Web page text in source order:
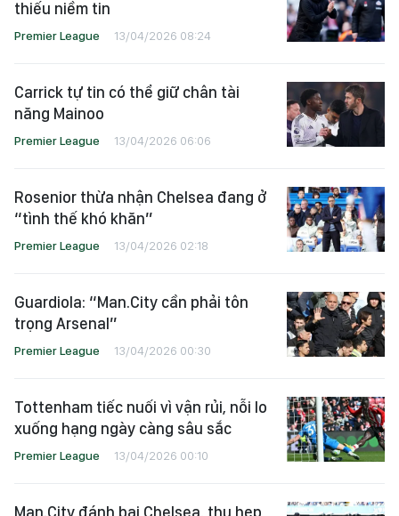
thiếu niềm tin
Premier League 13/04/2026 08:24
Carrick tự tin có thể giữ chân tài
năng Mainoo
Premier League 13/04/2026 06:06
Rosenior thừa nhận Chelsea đang ở
“tình thế khó khăn”
Premier League 13/04/2026 02:18
Guardiola: “Man.City cần phải tôn
trọng Arsenal”
Premier League 13/04/2026 00:30
Tottenham tiếc nuối vì vận rủi, nỗi lo
xuống hạng ngày càng sâu sắc
Premier League 13/04/2026 00:10
Man.City đánh bại Chelsea, thu hẹp